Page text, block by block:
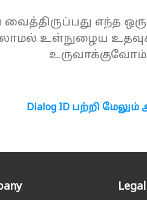
வைத்திருப்பது எந்த
உள்நுழைய
Dialog ID பற்றி மேலும்
Legal